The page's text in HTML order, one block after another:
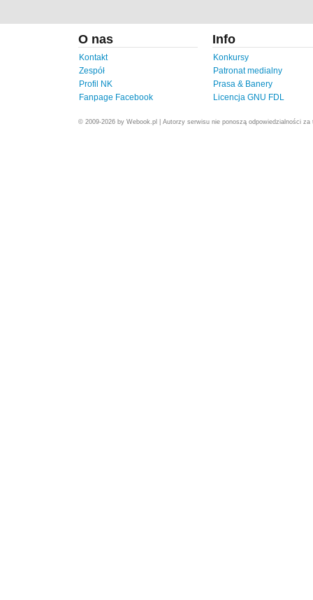
O nas
Kontakt
Zespół
Profil NK
Fanpage Facebook
Info
Konkursy
Patronat medialny
Prasa & Banery
Licencja GNU FDL
© 2009-2026 by Webook.pl | Autorzy serwisu nie ponoszą odpowiedzialności